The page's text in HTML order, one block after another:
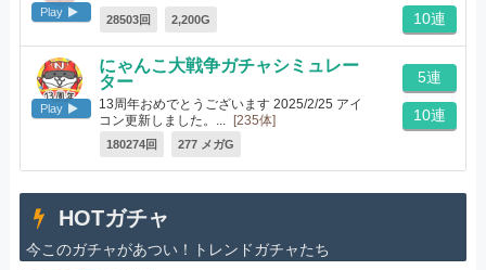
Play
28503回 2,200G 10連
Play
にゃんこ大戦争ガチャシミュレー
ター
13周年おめでとうございます 2025/2/25 アイ
コン更新しました。...
[235体]
180274回 277 メガG
5連
10連
HOTガチャ
今このガチャがあつい！トレンドガチャたち